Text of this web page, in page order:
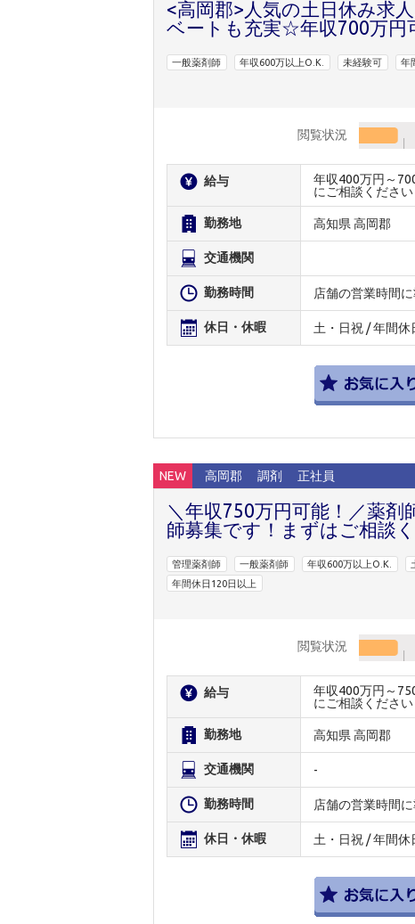
<高岡郡>人気の土日休み求
ベートも充実☆年収700万円
一般薬剤師 年収600万以上O.K. 未経験可 年
閲覧状況
給与
年収400万円～
にご相談ください
勤務地 高知県 高岡郡
交通機関
勤務時間 店舗の営業時間
休日・休暇 土・日祝 / 年間休
NEW 高岡郡 調剤 正社員
＼年収750万円可能！／薬
師募集です！まずはご相談
管理薬剤師 一般薬剤師 年収600万以上O.K.
年間休日120日以上
閲覧状況
給与
年収400万円～
にご相談ください
勤務地 高知県 高岡郡
交通機関 -
勤務時間 店舗の営業時間
休日・休暇 土・日祝 / 年間休